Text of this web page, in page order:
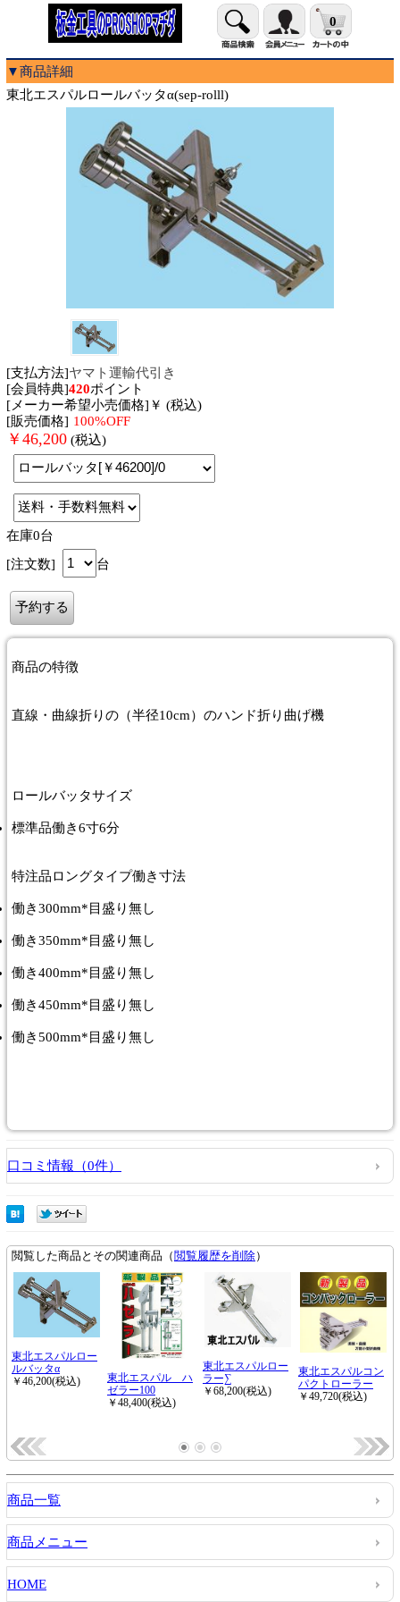
0
▼商品詳細
東北エスパルロールバッタα(sep-rolll)
[支払方法]ヤマト運輸代引き
[会員特典]420ポイント
[メーカー希望小売価格]￥ (税込)
[販売価格] 100%OFF
￥ 46,200 (税込)
在庫0台
[注文数]
台
商品の特徴
直線・曲線折りの（半径10cm）のハンド折り曲げ機
ロールバッタサイズ
標準品働き6寸6分
特注品ロングタイプ働き寸法
働き300mm*目盛り無し
働き350mm*目盛り無し
働き400mm*目盛り無し
働き450mm*目盛り無し
働き500mm*目盛り無し
口コミ情報（0件）
商品一覧
商品メニュー
HOME